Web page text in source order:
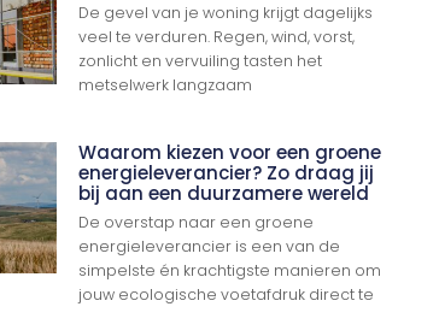
De gevel van je woning krijgt dagelijks
veel te verduren. Regen, wind, vorst,
zonlicht en vervuiling tasten het
metselwerk langzaam
Waarom kiezen voor een groene
energieleverancier? Zo draag jij
bij aan een duurzamere wereld
De overstap naar een groene
energieleverancier is een van de
simpelste én krachtigste manieren om
jouw ecologische voetafdruk direct te